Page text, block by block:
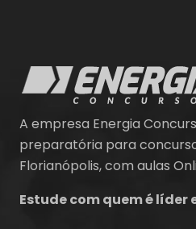
A empresa Energia
preparatória para
Florianópolis, com aulas
Estude com quem é líder